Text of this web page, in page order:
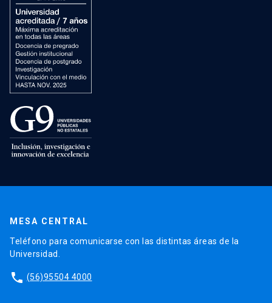
MESA CENTRAL
Teléfono para comunicarse con las distintas áreas de la
Universidad.
phone (56)95504 4000